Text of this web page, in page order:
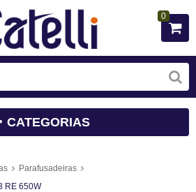
0
CATEGORIAS
Parafusadeiras
RE 650W